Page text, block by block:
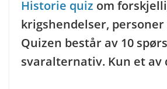
Historie quiz om
krigshendelser, personer
Quizen består av 10
svaralternativ. Kun et av